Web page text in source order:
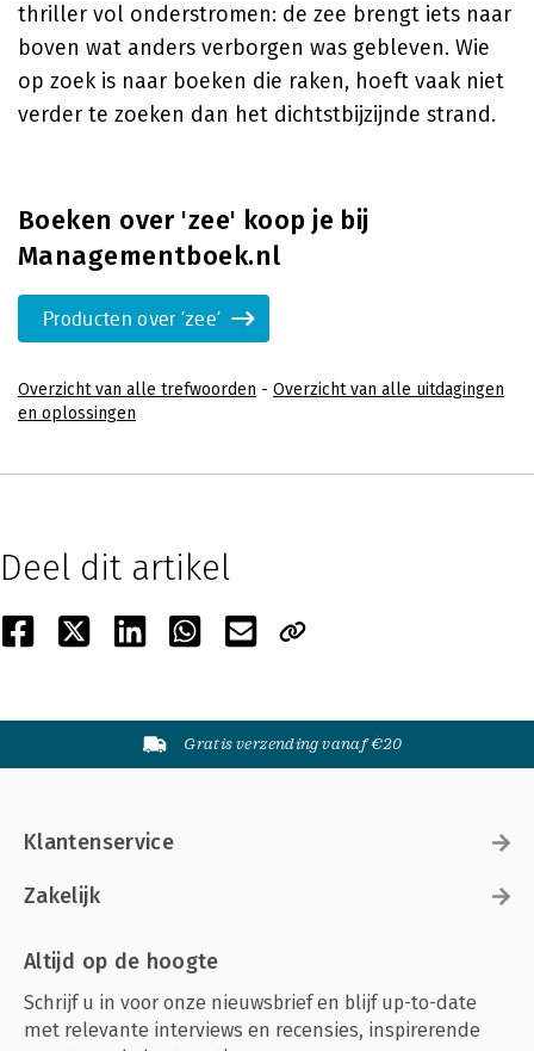
thriller vol onderstromen: de zee brengt iets naar
boven wat anders verborgen was gebleven. Wie
op zoek is naar boeken die raken, hoeft vaak niet
verder te zoeken dan het dichtstbijzijnde strand.
Boeken over 'zee' koop je bij
Managementboek.nl
Producten over 'zee'
Overzicht van alle trefwoorden - Overzicht van alle uitdagingen
en oplossingen
Deel dit artikel
Gratis verzending vanaf €20
Klantenservice
Zakelijk
Altijd op de hoogte
Schrijf u in voor onze nieuwsbrief en blijf up-to-date
met relevante interviews en recensies, inspirerende